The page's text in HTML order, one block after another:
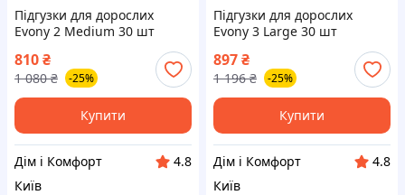
Підгузки для дорослих
Evony 2 Medium 30 шт
810₴
1 080 ₴ -25%
Купити
Дім і Комфорт
4.8
Київ
Підгузки для дорослих
Evony 3 Large 30 шт
897₴
1 196 ₴ -25%
Купити
Дім і Комфорт
4.8
Київ